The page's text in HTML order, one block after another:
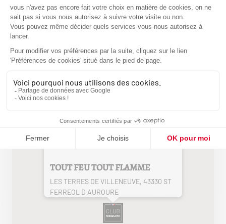
confort.
TROUVEZ NOUS
ITINÉRAIRE
TOUT FEU TOUT FLAMME
LES TERRES DE VILLENEUVE, 43330 ST
FERREOL D AUROURE